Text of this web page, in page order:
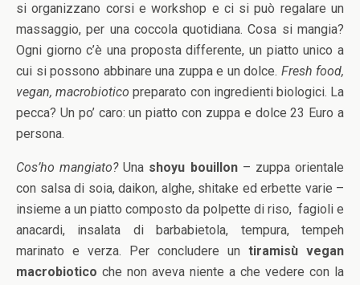
si organizzano corsi e workshop e ci si può regalare un
massaggio, per una coccola quotidiana. Cosa si mangia?
Ogni giorno c’è una proposta differente, un piatto unico a
cui si possono abbinare una zuppa e un dolce. Fresh food,
vegan, macrobiotico preparato con ingredienti biologici. La
pecca? Un po’ caro: un piatto con zuppa e dolce 23 Euro a
persona.
Cos’ho mangiato?Una shoyu bouillon– zuppa orientale
con salsa di soia, daikon, alghe, shitake ed erbette varie –
insieme a un piatto composto da polpette di riso, fagioli e
anacardi, insalata di barbabietola, tempura, tempeh
marinato e verza. Per concludere un tiramisù vegan
macrobiotico che non aveva niente a che vedere con la